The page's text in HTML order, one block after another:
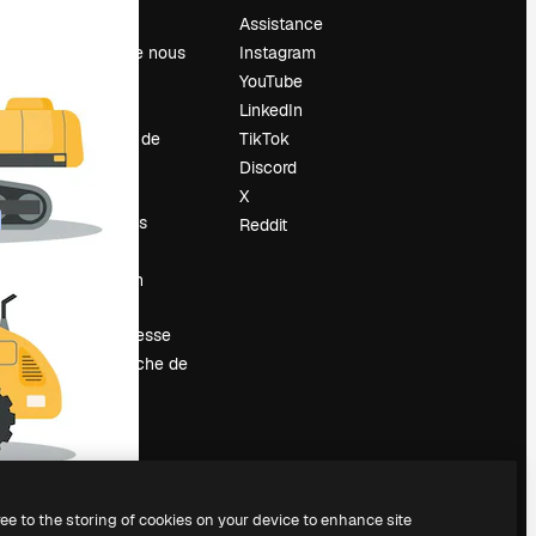
À propos de nous
Carrières
Tendances de
recherche
Événements
Vendre mon
Salle de presse
À la recherche de
magnific.ai
Assistance
Instagram
YouTube
LinkedIn
TikTok
Discord
X
Reddit
to the storing of cookies on your device to enhance site